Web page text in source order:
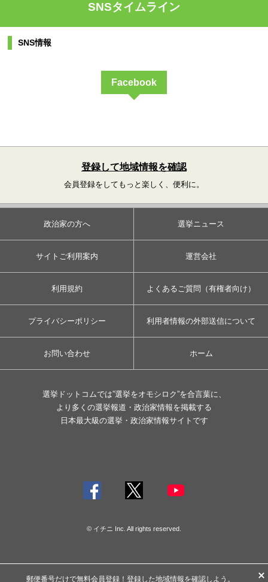
SNSタイムライン
SNS情報
Facebook
登録して地域情報を確認
会員登録をしてもっと楽しく、便利に。
政治家の方へ 選挙ニュース
サイトご利用案内 運営会社
利用規約 よくあるご質問（有権者向け）
プライバシーポリシー 利用者情報の外部送信について
お問い合わせ ホーム
選挙ドットコムでは”選挙をオモシロク”を合言葉に、
より多くの選挙報道・政治家情報を掲載する
日本最大級の選挙・政治家情報サイトです
© イチニ Inc. All rights reserved.
郵便番号だけで無料会員登録！登録した地域情報を確認しよう。